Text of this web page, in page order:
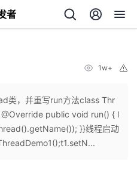
者
1w+
类，并重写run方法class Thr
public void run() { l
}}线程启动